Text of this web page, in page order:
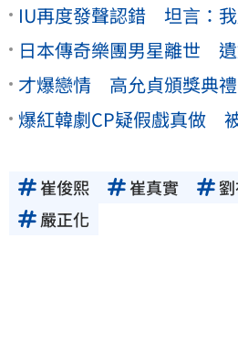
IU再度發聲認錯 坦言：
日本傳奇樂團男星離世
才爆戀情 高允貞頒獎典
爆紅韓劇CP疑假戲真做
崔俊熙 崔真實
嚴正化